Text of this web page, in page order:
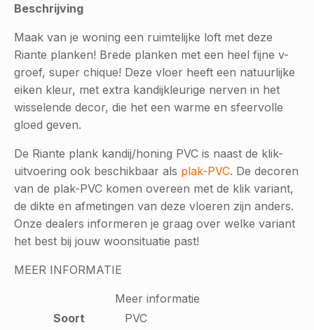
Beschrijving
Maak van je woning een ruimtelijke loft met deze
Riante planken! Brede planken met een heel fijne v-
groef, super chique! Deze vloer heeft een natuurlijke
eiken kleur, met extra kandijkleurige nerven in het
wisselende decor, die het een warme en sfeervolle
gloed geven.
De Riante plank kandij/honing PVC is naast de klik-
uitvoering ook beschikbaar als plak-PVC. De decoren
van de plak-PVC komen overeen met de klik variant,
de dikte en afmetingen van deze vloeren zijn anders.
Onze dealers informeren je graag over welke variant
het best bij jouw woonsituatie past!
MEER INFORMATIE
Meer informatie
Soort
PVC